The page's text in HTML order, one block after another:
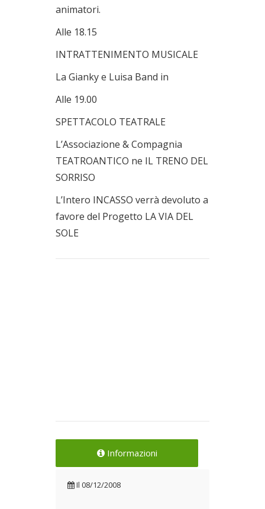
animatori.
Alle 18.15
INTRATTENIMENTO MUSICALE
La Gianky e Luisa Band in
Alle 19.00
SPETTACOLO TEATRALE
L’Associazione & Compagnia
TEATROANTICO ne IL TRENO DEL
SORRISO
L’Intero INCASSO verrà devoluto a
favore del Progetto LA VIA DEL
SOLE
Informazioni
Il 08/12/2008